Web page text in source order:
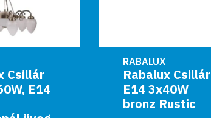
Csillár
E14
RABALUX
Rabalux Csillár
E14 3x40W
bronz Rustic